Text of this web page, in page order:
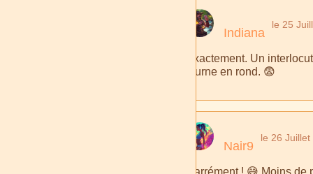
Indiana
le 25
Exactement. Un
tourne en rond. 😨
Nair9
le 26 Juillet
Carrément ! 😅 Moins